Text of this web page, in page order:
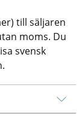
till säljaren
moms. Du
svensk